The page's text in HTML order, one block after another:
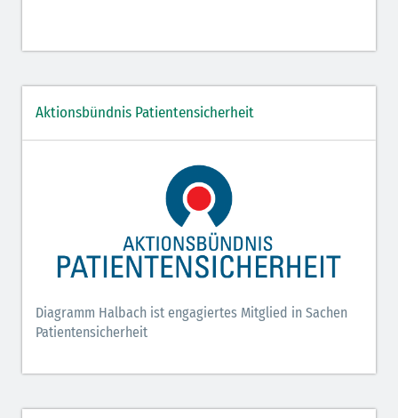
Aktionsbündnis Patientensicherheit
Diagramm Halbach ist engagiertes Mitglied in Sachen
Patientensicherheit